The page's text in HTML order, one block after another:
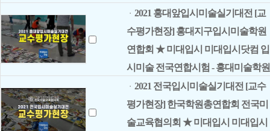
ㆍ 2021 홍대앞입시미술실기대전 [교
수평가현장] 홍대지구입시미술학원
연합회 ★ 미대입시 미대입시닷컴 입
시미술 전국연합시험 - 홍대미술학원
ㆍ 2021 전국입시미술실기대전 [교수
평가현장] 한국학원총연합회 전국미
술교육협의회 ★ 미대입시 미대입시